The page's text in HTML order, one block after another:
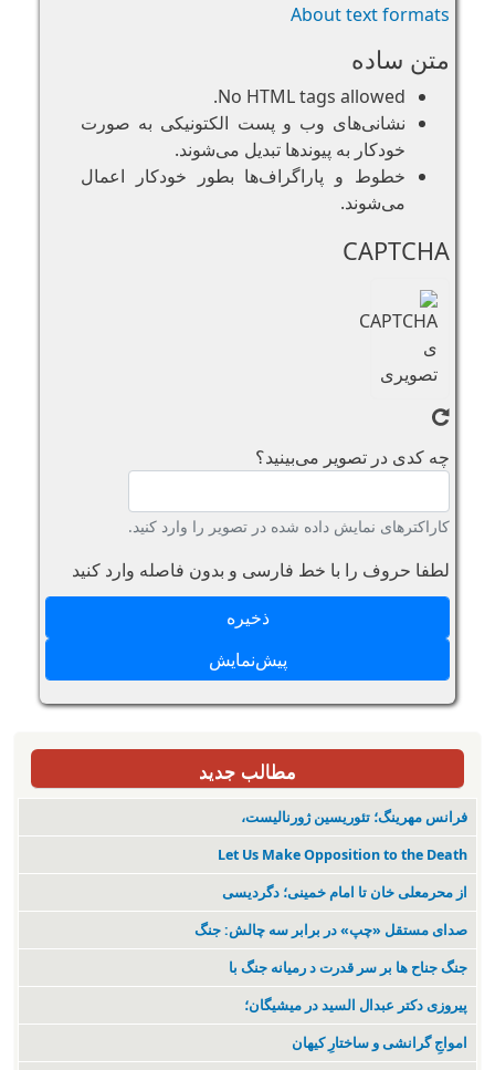
About text formats
متن ساده
No HTML tags allowed.
نشانی‌های وب و پست الکتونیکی به صورت
خودکار به پیوند‌ها تبدیل می‌شوند.
خطوط و پاراگراف‌ها بطور خودکار اعمال
می‌شوند.
CAPTCHA
چه کدی در تصویر می‌بینید؟
کاراکترهای نمایش داده شده در تصویر را وارد کنید.
لطفا حروف را با خط فارسی و بدون فاصله وارد کنید
مطالب جدید
فرانس مهرینگ؛ تئوریسین ژورنالیست،
Let Us Make Opposition to the Death
از محرمعلی خان تا امام خمینی؛ دگردیسی
صدای مستقل «چپ» در برابر سه چالش: جنگ
جنگ جناح ها بر سر قدرت د رمیانە جنگ با
پیروزی دکتر عبدال السید در میشیگان؛
‌امواجِ گرانشی و ساختارِ کیهان